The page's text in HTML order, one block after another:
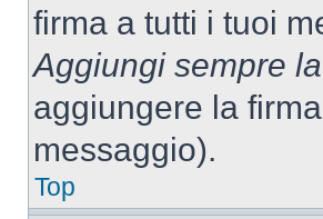
firma a tutti i tuoi
Aggiungi sempre
aggiungere la
messaggio).
Top